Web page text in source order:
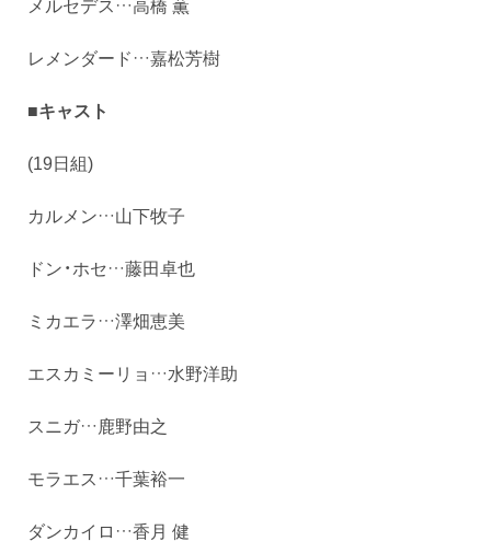
レメンダード…嘉松芳樹
■キャスト
(19日組)
カルメン…山下牧子
ドン・ホセ…藤田卓也
ミカエラ…澤畑恵美
エスカミーリョ…水野洋助
スニガ…鹿野由之
モラエス…千葉裕一
ダンカイロ…香月 健